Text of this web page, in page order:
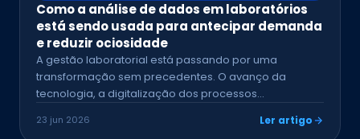
Como a análise de dados em laboratórios
está sendo usada para antecipar demanda
e reduzir ociosidade
A gestão laboratorial está passando por uma
transformação sem precedentes. O avanço da
tecnologia, a digitalização dos processos…
23 jun 2026 Ler artigo